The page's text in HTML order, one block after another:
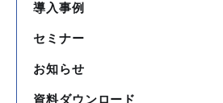
導入事例
セミナー
お知らせ
資料ダウンロード